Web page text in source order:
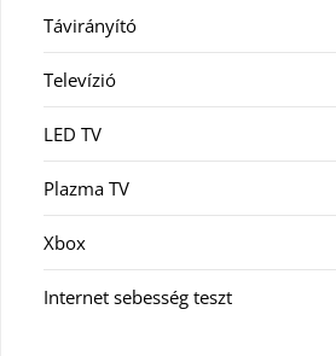
Távirányító
Televízió
LED TV
Plazma TV
Xbox
Internet sebesség teszt